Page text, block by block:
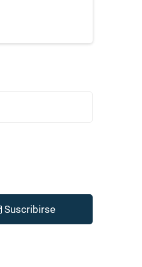
Suscribirse